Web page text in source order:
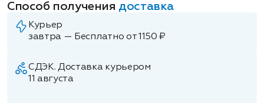
Способ получения доставка
Курьер
завтра — Бесплатно от 1150 ₽
СДЭК. Доставка курьером
11 августа